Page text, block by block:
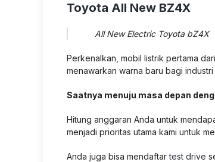
Toyota All New BZ4X
All New Electric Toyota bZ4X
Perkenalkan, mobil listrik pertama
menawarkan warna baru bagi
Saatnya menuju masa depan
Hitung anggaran Anda untuk
menjadi prioritas utama kami untuk
Anda juga bisa mendaftartest drive